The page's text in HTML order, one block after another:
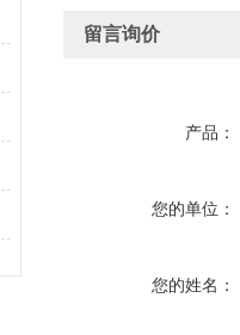
留言询价
产品：
您的单位：
您的姓名：